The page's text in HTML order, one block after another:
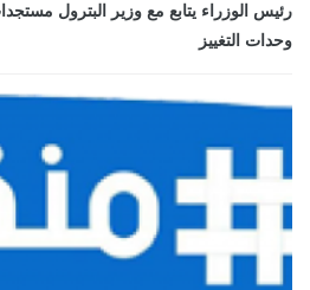
رئيس الوزراء يتابع مع وزير البترول
وحدات التغييز